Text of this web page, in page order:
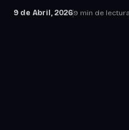
9 de Abril, 20269 min de lectura